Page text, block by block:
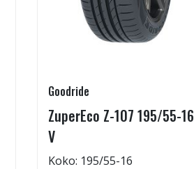
Goodride
ZuperEco Z-107 195/55-16
V
Koko: 195/55-16